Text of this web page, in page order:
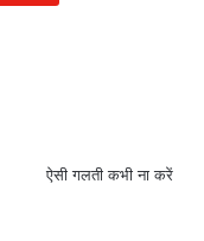
ऐसी गलती कभी ना करें